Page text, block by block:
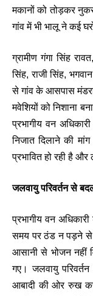
मकानों को तोड़कर
गांव में भी भालू ने कई
ग्रामीण गंगा सिंह
सिंह, राजी सिंह,
से गांव के आसपास
मवेशियों को निशाना
प्रभागीय वन
निजात दिलाने की
प्रभावित हो रही है
जलवायु परिवर्तन से
प्रभागीय वन
समय पर ठंड न पड़ने
आसानी से भोजन नहीं
गए। जलवायु
आबादी की ओर रुख